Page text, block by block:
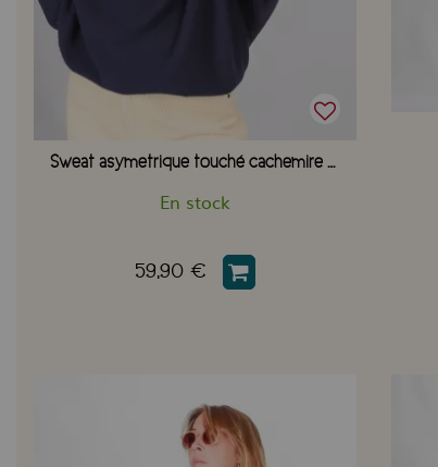
Sweat asymetrique touché cachemire Navy
En stock
59,90 €